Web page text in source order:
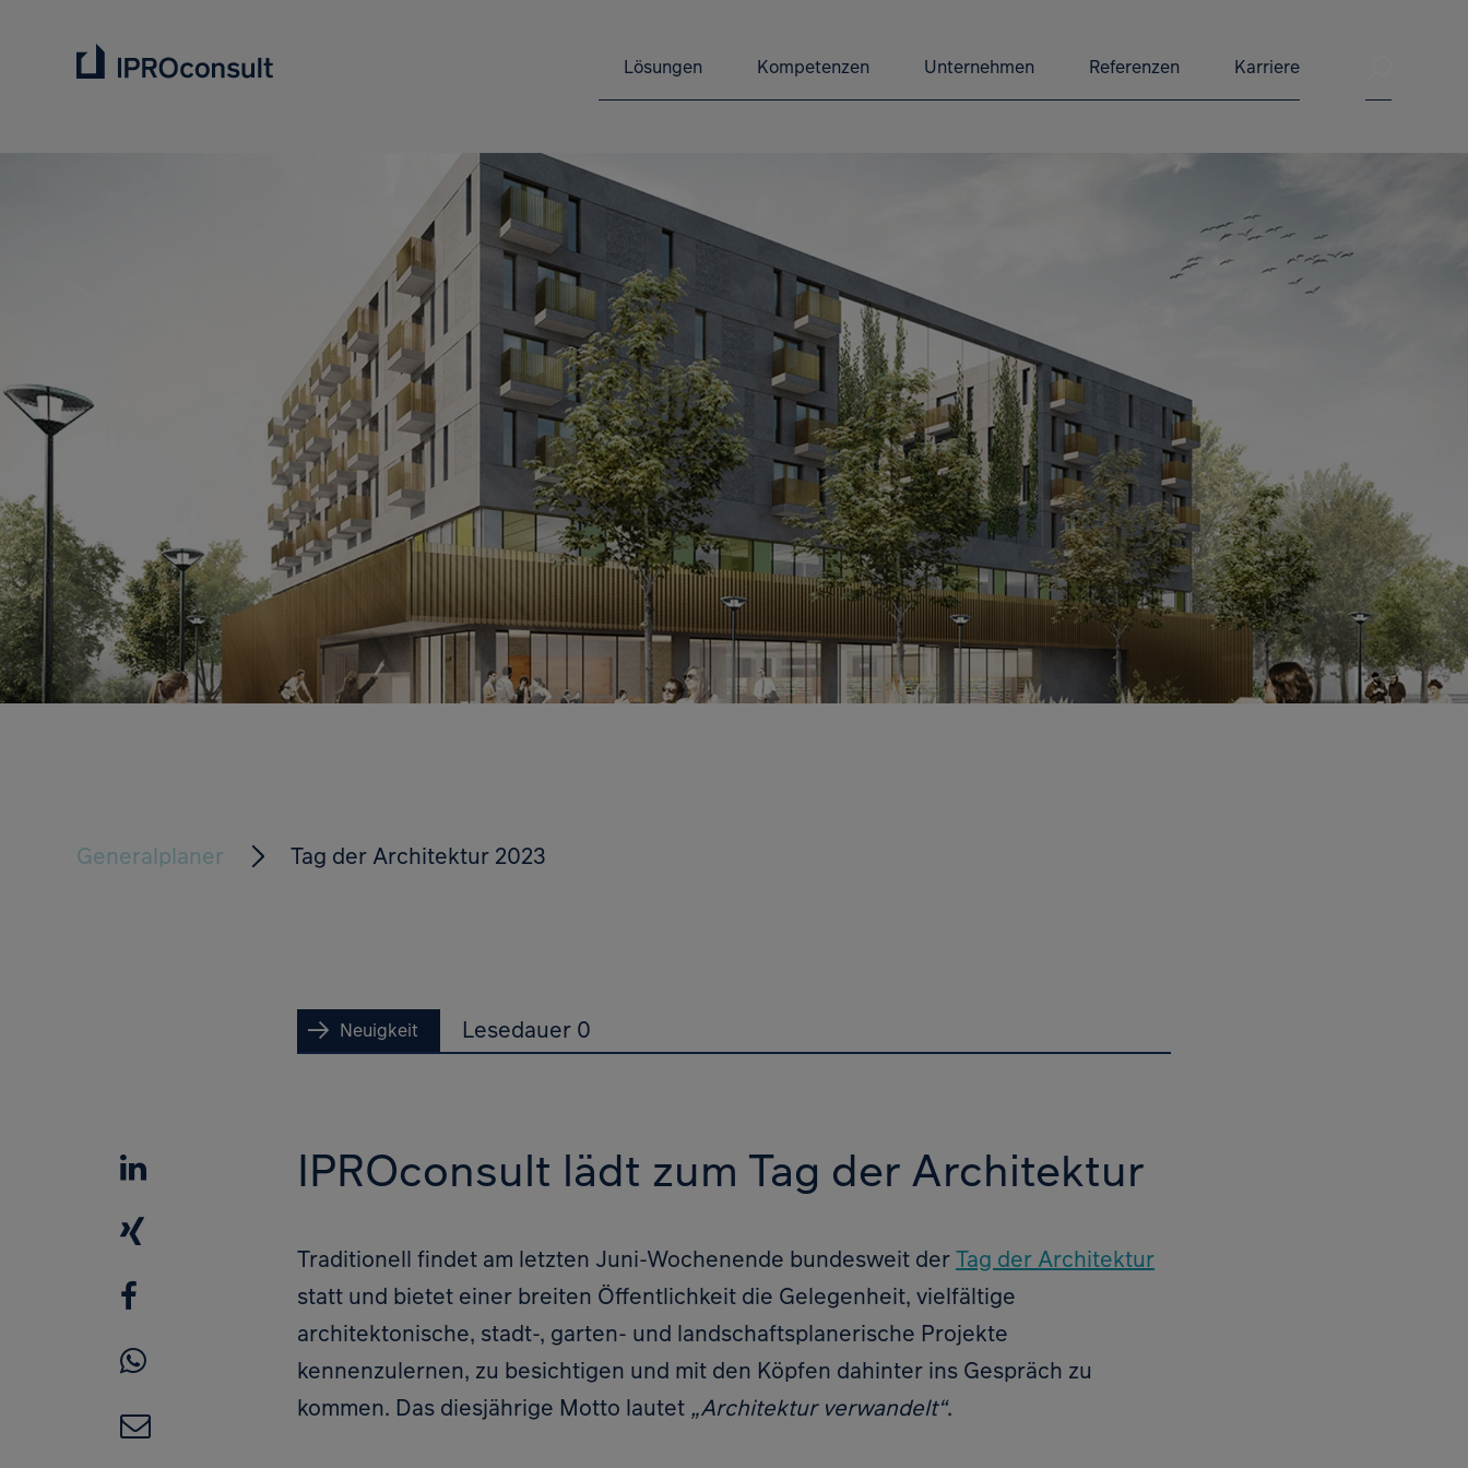
Lösungen Kompetenzen Unternehmen Referenzen Karriere
Generalplaner Tag der Architektur 2023
Neuigkeit Lesedauer 0
LinkedIn
XING
WhatsApp
E-Mail
IPROconsult lädt zum Tag der Architektur
Traditionell findet am letzten Juni-Wochenende bundesweit derTag der Architektur
statt und bietet einer breiten Öffentlichkeit die Gelegenheit, vielfältige
architektonische, stadt-, garten- und landschaftsplanerische Projekte
kennenzulernen, zu besichtigen und mit den Köpfen dahinter ins Gespräch zu
kommen. Das diesjährige Motto lautet „Architektur verwandelt“.